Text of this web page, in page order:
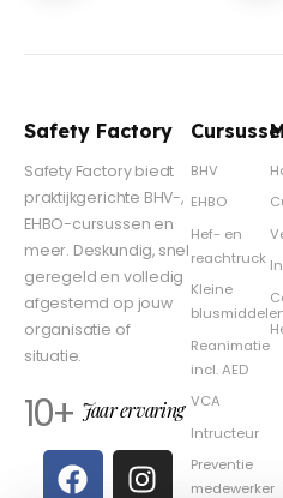
Safety Factory
Safety Factory biedt
praktijkgerichte BHV-,
EHBO-cursussen en
meer. Deskundig, snel
geregeld en volledig
afgestemd op jouw
organisatie of
situatie.
10+ Jaar ervaring
BHV
EHBO
Hef- en
reachtruck
Kleine
Reanimatie
incl. AED
VCA
Intructeur
Preventie
medewerker